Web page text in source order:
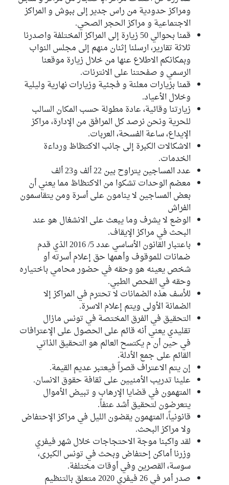
ومراكز حدودية من راس جدير إلى ببوش و المراكز
الاجتماعية و مراكز الحجر الصحي.
قمنا بحوالي 50 زيارة إلى المراكز المختلفة واصدرنا
ثلاثة تقارير، ارسلنا إثنان منهم إلى مجلس النواب
وبمكانكم الاطلاع عنها من خلال زيارة موقعنا
الرسمي و صفحتنا على الانترنات.
قمنا بزيارات معلنة و فجئية وزيارات نهارية وليلية
وخلال الأعياد.
زيارتنا وقائية، عادة مطولة حسب المكان السالب
للحرية ونحن نرصد كل المرافق من الإدارة، مراكز
الإيداع، ساعة الفسحة، العربات.
الاشكالات الكبرة إلى جانب الاكتظاظ ورداءة
الخدمات.
عدد المساجين يتراوح بين 22 ألف و23 ألف
معضم الوحدات تشكوا من الاكتظاظ مما يعني أن
بعض المساجين لا ينامون على أسرة ومن يتقاسمون
الفراش
الوضع لا يشرف وما يبعث على الانشغال هو عند
البحث في مراكز الإيقاف.
باعتبار القانون الأساسي عدد 5/ 2016 الذي قدم
ضمانات للموقوف وأهمها حق إعلام أسرته أو
شخص يعينه هو وحقه في حضور محامي باختياره
وحقه في الفحص الطبي.
للأسف هذه الضمانات لا تحترم في المراكز إلا
الضمانة الأولى ويتم إعلام الاسرة.
التحقيق في الفرق المختصة في تونس مازال
تقليدي يعني أنه قائم على الحصول على الإعترافات
في حين أن م يكتسح العالم هو التحقيق الذاتي
القائم على جمع الأدلة.
إن يتم الاعتراف قصراً فيعتبر عديم القيمة.
علينا تدريب الأمنيين على ثقافة حقوق الانسان.
المتهمون في قضايا الإرهاب و تبيض الأموال
يتعرضون لتحقيق أشد عنفاً.
قانونياً، المتهمون يقضون الليل في مراكز الإحتفاض
ولا مراكز البحث.
لقد واكبنا موجة الاحتجاجات خلال شهر فيفري
وزرنا أماكن إحتفاض وبحث في تونس الكبرى،
سوسة، القصرين وفي أوقات مختلفة.
صدر أمر في 26 فيفري 2020 متعلق بالتنظيم